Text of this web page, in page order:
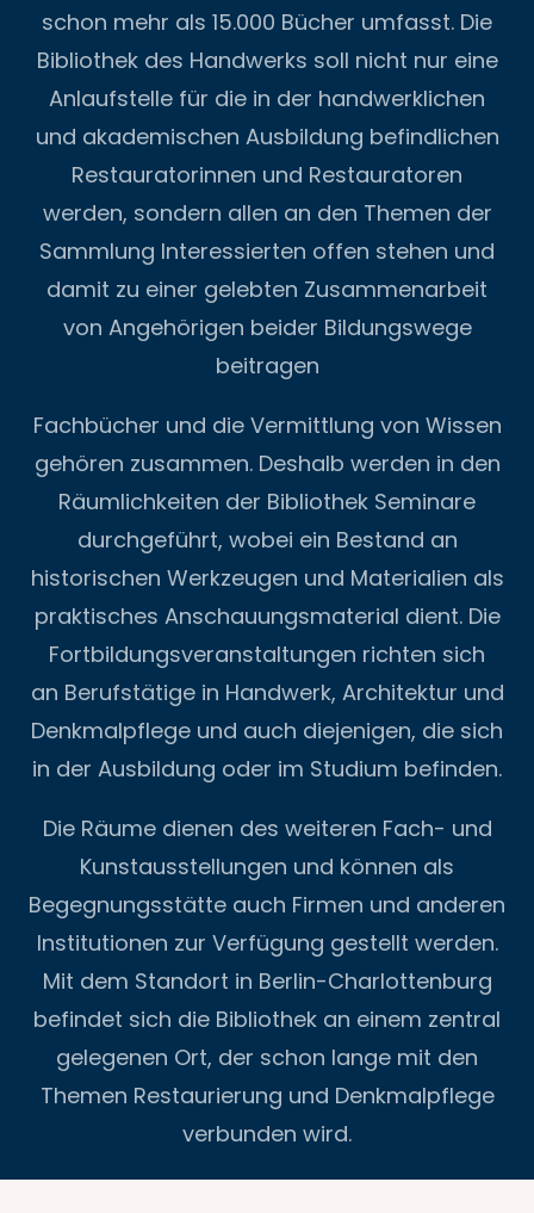
schon mehr als 15.000 Bücher umfasst. Die
Bibliothek des Handwerks soll nicht nur eine
Anlaufstelle für die in der handwerklichen
und akademischen Ausbildung befindlichen
Restauratorinnen und Restauratoren
werden, sondern allen an den Themen der
Sammlung Interessierten offen stehen und
damit zu einer gelebten Zusammenarbeit
von Angehörigen beider Bildungswege
beitragen
Fachbücher und die Vermittlung von Wissen
gehören zusammen. Deshalb werden in den
Räumlichkeiten der Bibliothek Seminare
durchgeführt, wobei ein Bestand an
historischen Werkzeugen und Materialien als
praktisches Anschauungsmaterial dient. Die
Fortbildungsveranstaltungen richten sich
an Berufstätige in Handwerk, Architektur und
Denkmalpflege und auch diejenigen, die sich
in der Ausbildung oder im Studium befinden.
Die Räume dienen des weiteren Fach- und
Kunstausstellungen und können als
Begegnungsstätte auch Firmen und anderen
Institutionen zur Verfügung gestellt werden.
Mit dem Standort in Berlin-Charlottenburg
befindet sich die Bibliothek an einem zentral
gelegenen Ort, der schon lange mit den
Themen Restaurierung und Denkmalpflege
verbunden wird.